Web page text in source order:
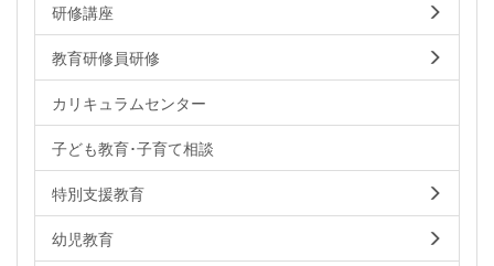
研修講座
教育研修員研修
カリキュラムセンター
子ども教育･子育て相談
特別支援教育
幼児教育